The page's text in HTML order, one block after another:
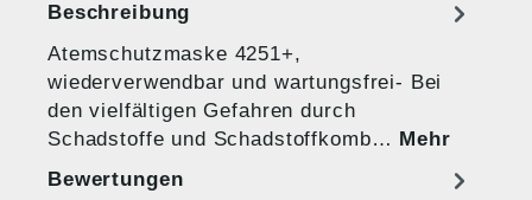
Beschreibung
Atemschutzmaske 4251+,
wiederverwendbar und wartungsfrei- Bei
den vielfältigen Gefahren durch
Schadstoffe und Schadstoffkomb… Mehr
Bewertungen